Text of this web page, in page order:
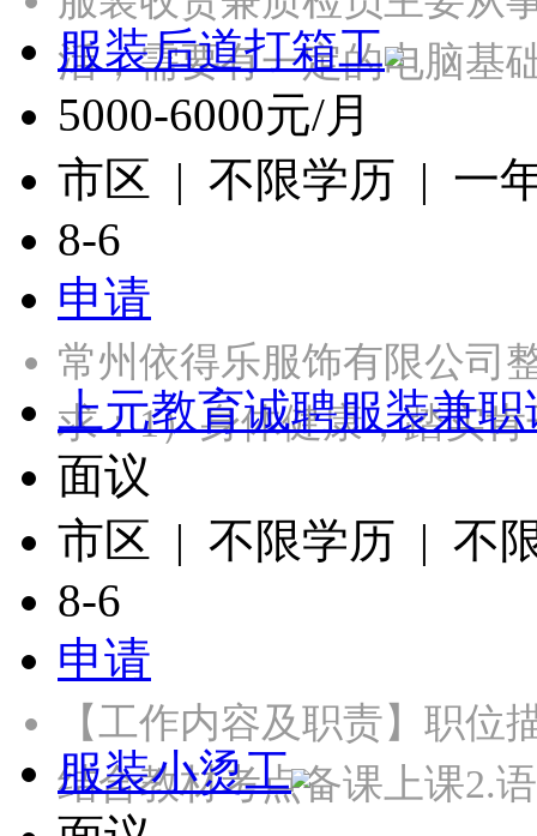
活，需要有一定的电脑
服装后道打箱工
5000-6000元/月
市区 | 不限学历 | 一
8-6
申请
常州依得乐服饰有限公司
求：1）身体健康，踏实
上元教育诚聘服装兼职
面议
市区 | 不限学历 | 不
8-6
申请
【工作内容及职责】职位
结合教材考点备课上课2.
服装小烫工